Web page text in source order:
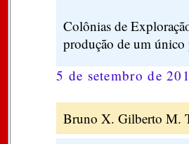
Colônias de
produção de um
5 de setembro de
Bruno X. Gilberto M.